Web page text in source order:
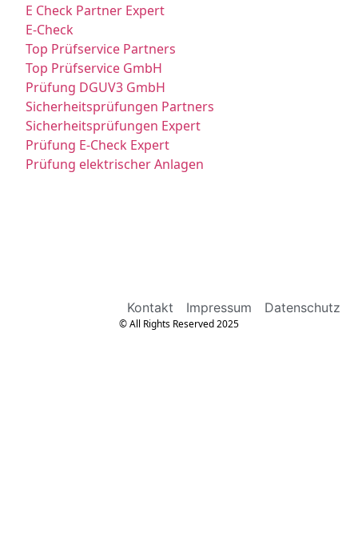
E Check Partner Expert
E-Check
Top Prüfservice Partners
Top Prüfservice GmbH
Prüfung DGUV3 GmbH
Sicherheitsprüfungen Partners
Sicherheitsprüfungen Expert
Prüfung E-Check Expert
Prüfung elektrischer Anlagen
Kontakt Impressum Datenschutz
© All Rights Reserved 2025